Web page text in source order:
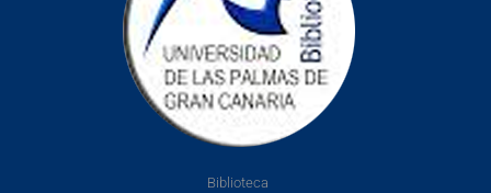
Biblioteca